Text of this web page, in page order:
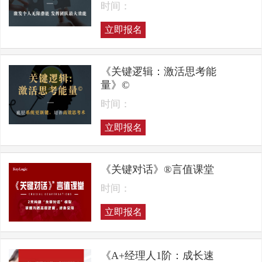
时间：
立即报名
《关键逻辑：激活思考能
量》©
时间：
立即报名
《关键对话》®言值课堂
时间：
立即报名
《A+经理人1阶：成长速